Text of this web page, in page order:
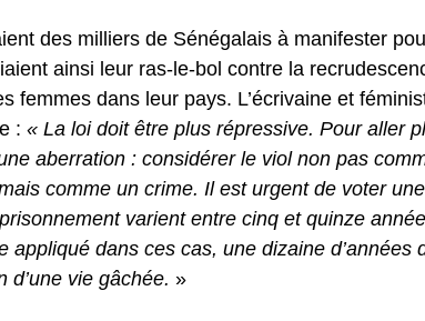
des milliers de Sénégalais à manifester
ainsi leur ras-le-bol contre la
femmes dans leur pays. L’écrivaine et
: « La loi doit être plus répressive. Pour aller
aberration : considérer le viol non pas
comme un crime. Il est urgent de voter
varient entre cinq et quinze
appliqué dans ces cas, une dizaine d’années
d’une vie gâchée. »